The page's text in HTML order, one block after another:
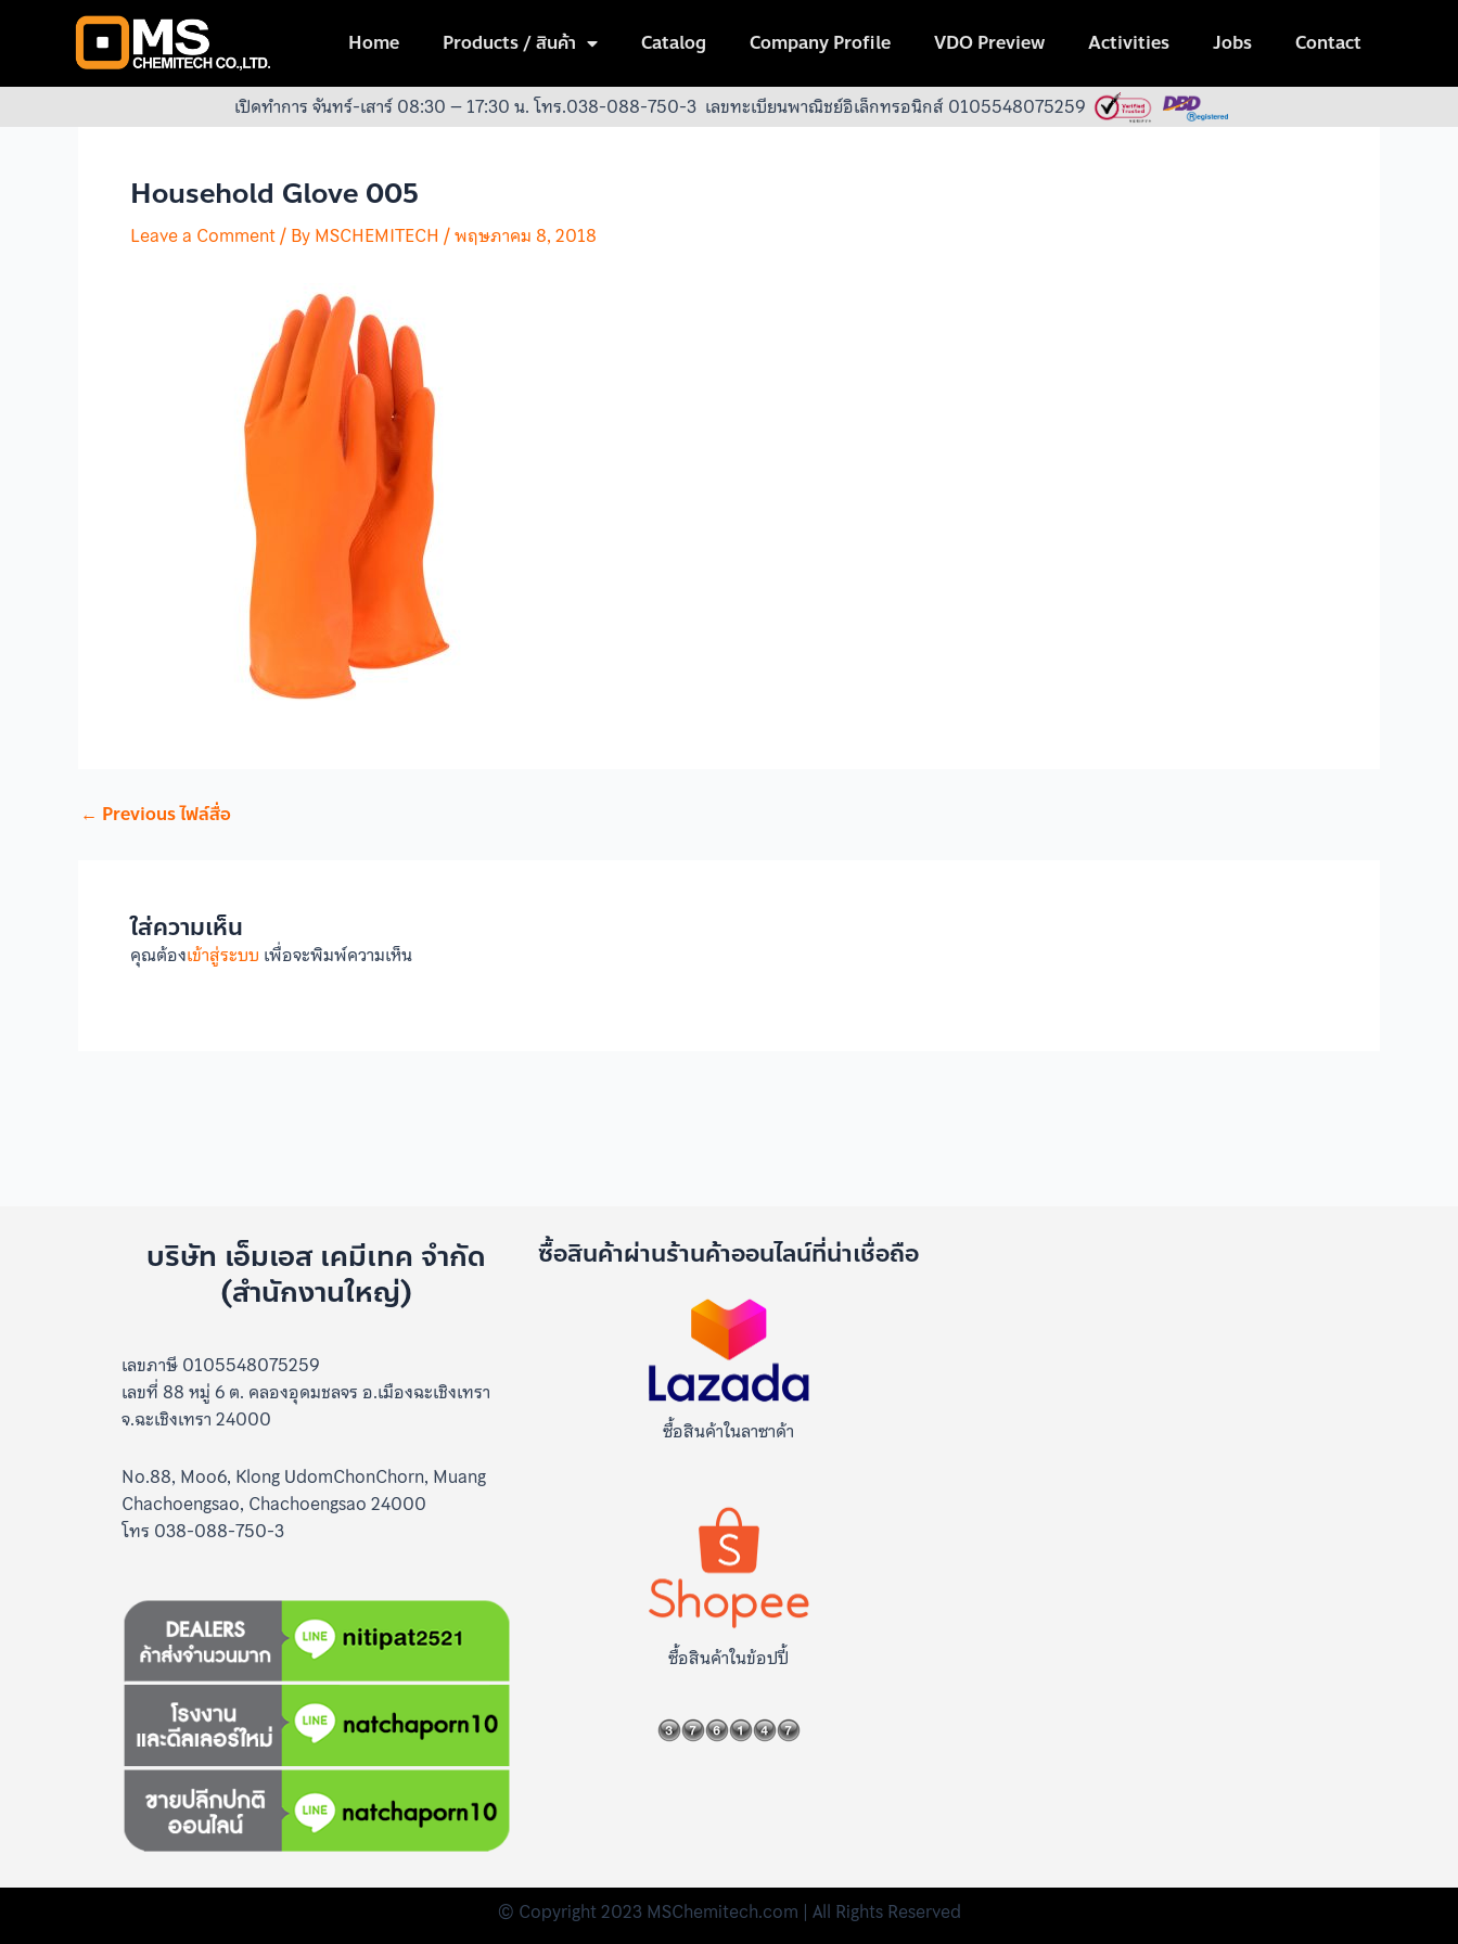
Home Products / สินค้า Catalog Company Profile VDO Preview Activities Jobs Contact
เปิดทำการ จันทร์-เสาร์ 08:30 – 17:30 น.โทร.038-088-750-3 เลขทะเบียนพาณิชย์อิเล็กทรอนิกส์ 0105548075259
Household Glove 005
Leave a Comment/ ByMSCHEMITECH /พฤษภาคม 8, 2018
Post
navigation
← Previous ไฟล์สื่อ
ใส่ความเห็น
คุณต้องเข้าสู่ระบบ เพื่อจะพิมพ์ความเห็น
บริษัท เอ็มเอส เคมีเทค จำกัด
(สำนักงานใหญ่)
เลขภาษี 0105548075259
เลขที่ 88 หมู่ 6 ต. คลองอุดมชลจร อ.เมืองฉะเชิงเทรา
จ.ฉะเชิงเทรา 24000
No.88, Moo6, Klong UdomChonChorn, Muang
Chachoengsao, Chachoengsao 24000
โทร 038-088-750-3
ซื้อสินค้าผ่านร้านค้าออนไลน์ที่น่าเชื่อถือ
ซื้อสินค้าในลาซาด้า
ซื้อสินค้าในข้อปปี้
© Copyright 2023 MSChemitech.com | All Rights Reserved